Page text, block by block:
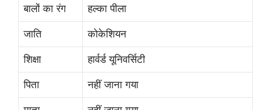
बालों का रंग हल्का पीला
जाति कोकेशियन
शिक्षा हार्वर्ड यूनिवर्सिटी
पिता नहीं जाना गया